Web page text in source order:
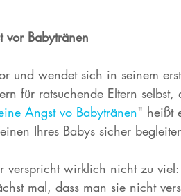
vor Babytränen
und wendet sich in seinem
für ratsuchende Eltern
Angst vo Babytränen" heißt
Ihres Babys sicher
verspricht wirklich nicht zu
mal, dass man sie nicht